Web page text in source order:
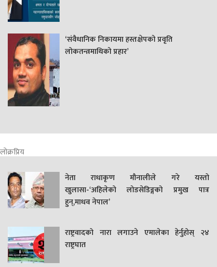
‘संवैधानिक निकायमा हस्तक्षेपको प्रवृति
लोकतन्त्रमाथिको प्रहार’
लोक्रप्रिय
नेता राधाकृण मौनालीले गरे यस्तो
खुलासा-‘अहिलेको लोडसेडिङ्गको प्रमुख पात्र
हुन्,माधव नेपाल’
राष्ट्रवादको नारा लगाउने एमालेका हेर्नुहोस् २४
राष्ट्रघात